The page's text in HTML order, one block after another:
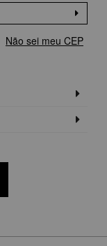
Não sei meu CEP